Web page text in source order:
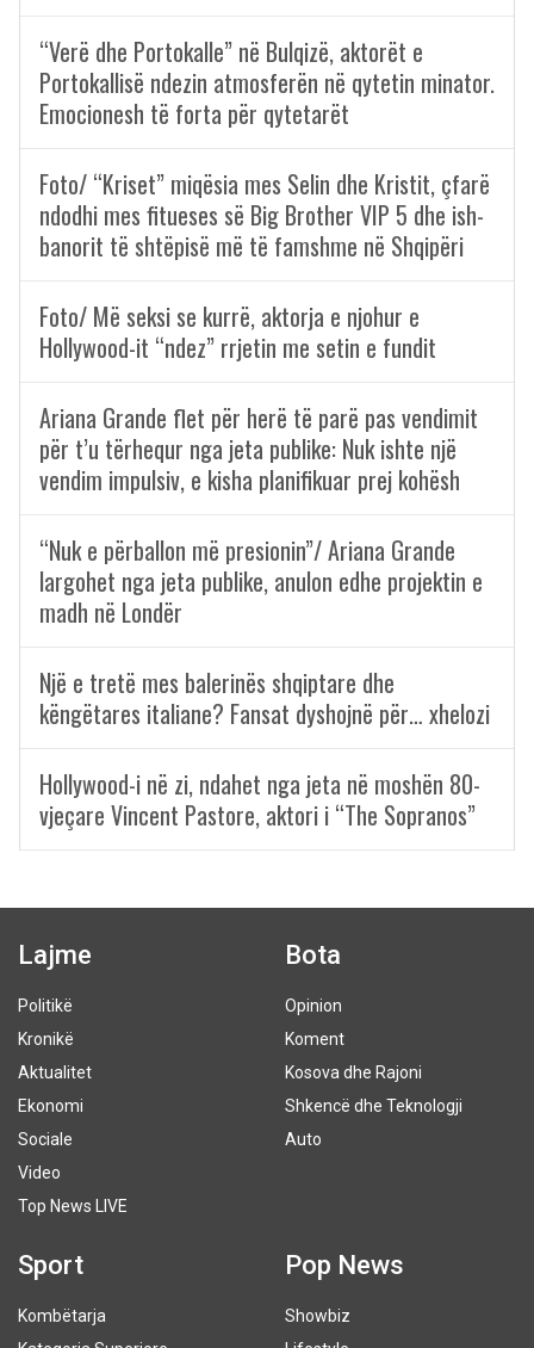
“Verë dhe Portokalle” në Bulqizë, aktorët e
Portokallisë ndezin atmosferën në qytetin minator.
Emocionesh të forta për qytetarët
Foto/ “Kriset” miqësia mes Selin dhe Kristit, çfarë
ndodhi mes fitueses së Big Brother VIP 5 dhe ish-
banorit të shtëpisë më të famshme në Shqipëri
Foto/ Më seksi se kurrë, aktorja e njohur e
Hollywood-it “ndez” rrjetin me setin e fundit
Ariana Grande flet për herë të parë pas vendimit
për t’u tërhequr nga jeta publike: Nuk ishte një
vendim impulsiv, e kisha planifikuar prej kohësh
“Nuk e përballon më presionin”/ Ariana Grande
largohet nga jeta publike, anulon edhe projektin e
madh në Londër
Një e tretë mes balerinës shqiptare dhe
këngëtares italiane? Fansat dyshojnë për… xhelozi
Hollywood-i në zi, ndahet nga jeta në moshën 80-
vjeçare Vincent Pastore, aktori i “The Sopranos”
Lajme
Politikë
Kronikë
Aktualitet
Ekonomi
Sociale
Video
Top News LIVE
Bota
Opinion
Koment
Kosova dhe Rajoni
Shkencë dhe Teknologji
Auto
Sport
Kombëtarja
Pop News
Showbiz